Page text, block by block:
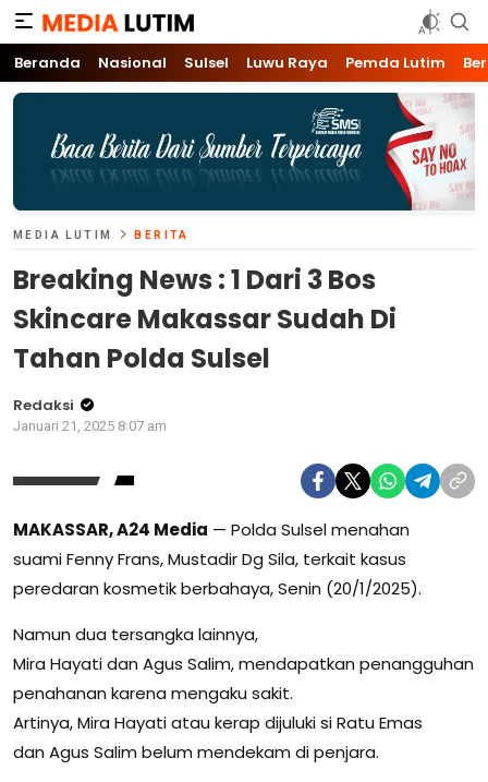
Media Lutim
Info untuk Lutim
Beranda Nasional Sulsel Luwu Raya Pemda Lutim
MEDIA LUTIM BERITA
Breaking News : 1 Dari 3 Bos
Skincare Makassar Sudah Di
Tahan Polda Sulsel
Redaksi
Januari 21, 2025 8:07 am
MAKASSAR, A24 Media — Polda Sulsel menahan
suami Fenny Frans, Mustadir Dg Sila, terkait kasus
peredaran kosmetik berbahaya, Senin (20/1/2025).
Namun dua tersangka lainnya,
Mira Hayati dan Agus Salim, mendapatkan penangguhan
penahanan karena mengaku sakit.
Artinya, Mira Hayati atau kerap dijuluki si Ratu Emas
dan Agus Salim belum mendekam di penjara.